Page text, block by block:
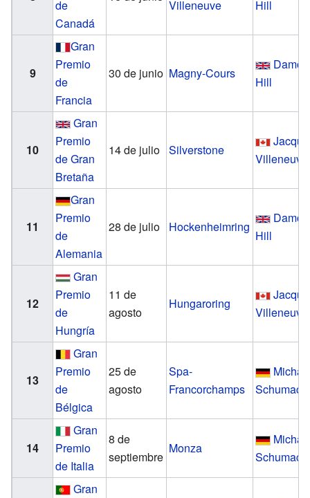
de
Canadá
Villeneuve
Hill
9
Gran
Premio
de
Francia
30 de junio Magny-Cours
Damon
Hill
10
Gran
Premio
de Gran
Bretaña
14 de julio Silverstone
Villeneuve
11
Gran
Premio
de
Alemania
28 de julio Hockenheimring
Damon
Hill
12
Gran
Premio
de
Hungría
11 de
agosto
Hungaroring
Villeneuve
13
Gran
Premio
de
Bélgica
25 de
agosto
Spa-
Francorchamps
14
Gran
Premio
de Italia
8 de
septiembre
Monza
Gran